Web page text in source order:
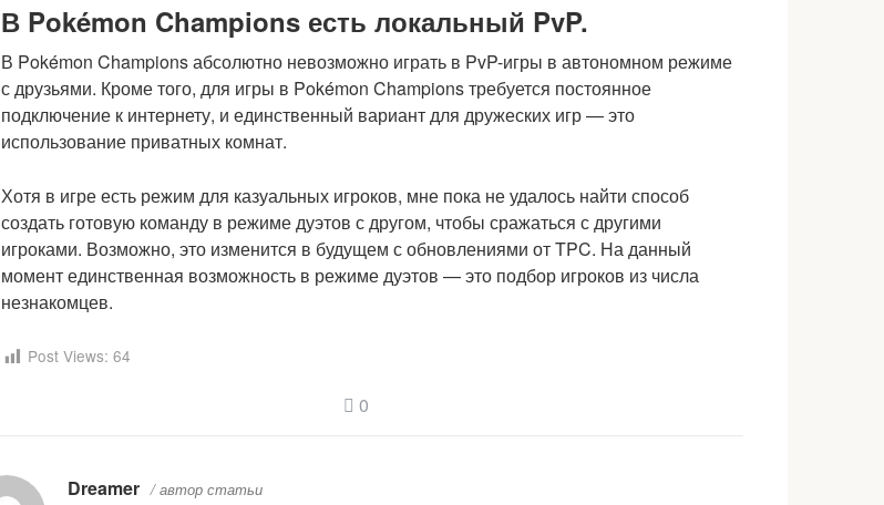
В Pokémon Champions есть локальный PvP.
В Pokémon Champions абсолютно невозможно играть в PvP-игры в автономном режиме
с друзьями. Кроме того, для игры в Pokémon Champions требуется постоянное
подключение к интернету, и единственный вариант для дружеских игр — это
использование приватных комнат.
Хотя в игре есть режим для казуальных игроков, мне пока не удалось найти способ
создать готовую команду в режиме дуэтов с другом, чтобы сражаться с другими
игроками. Возможно, это изменится в будущем с обновлениями от TPC. На данный
момент единственная возможность в режиме дуэтов — это подбор игроков из числа
незнакомцев.
Post Views: 64
0
Dreamer / автор статьи